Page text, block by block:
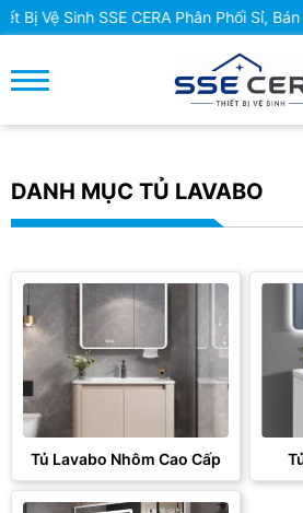
SSE CERA Phân Phối Sỉ, Bán Lẻ
DANH MỤC TỦ LAVABO
Tủ Lavabo Nhôm Cao Cấp